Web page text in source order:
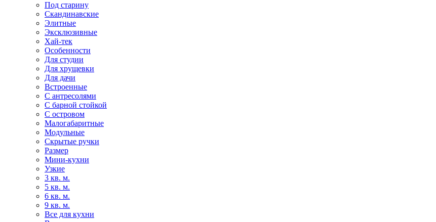
Под старину
Скандинавские
Элитные
Эксклюзивные
Хай-тек
Особенности
Для студии
Для хрущевки
Для дачи
Встроенные
С антресолями
С барной стойкой
С островом
Малогабаритные
Модульные
Скрытые ручки
Размер
Мини-кухни
Узкие
3 кв. м.
5 кв. м.
6 кв. м.
9 кв. м.
Все для кухни